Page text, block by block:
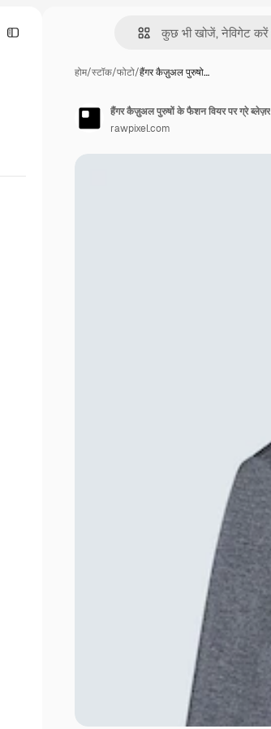
होम/स्टॉक/फोटो/हैंगर कैज़ुअल पुरुषो…
हैंगर कैज़ुअल पुरुषों के फैशन वियर पर ग्रे ब्लेज़र
rawpixel.com